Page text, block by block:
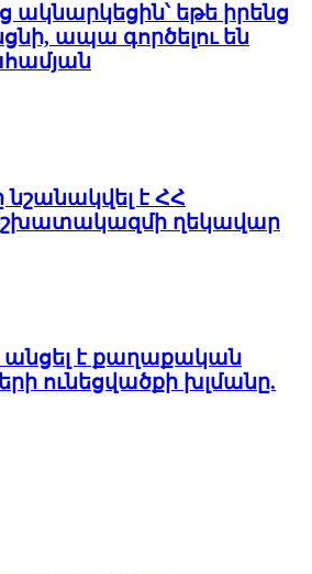
ակնարկեցին՝ եթե իրենց
ապա գործելու են
նշանակվել է ՀՀ
ղեկավար
անցել է քաղաքական
ունեցվածքի խլմանը.